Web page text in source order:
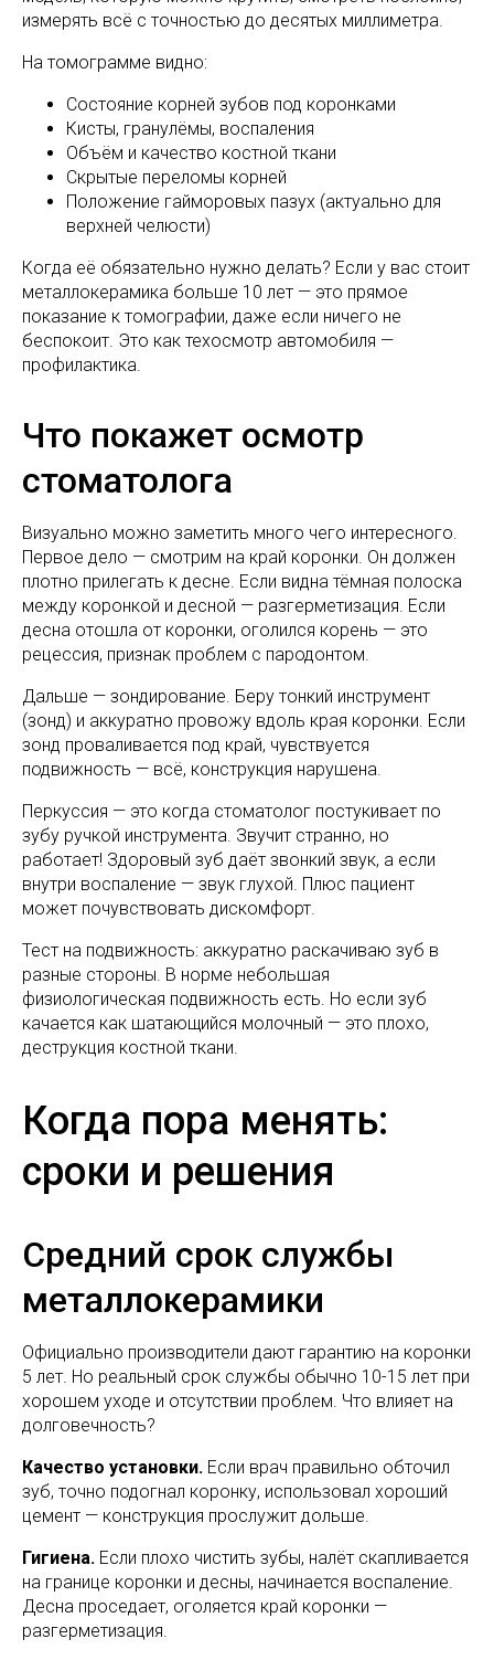
измерять всё с точностью до десятых миллиметра.
На томограмме видно:
Состояние корней зубов под коронками
Кисты, гранулёмы, воспаления
Объём и качество костной ткани
Скрытые переломы корней
Положение гайморовых пазух (актуально для
верхней челюсти)
Когда её обязательно нужно делать? Если у вас стоит
металлокерамика больше 10 лет — это прямое
показание к томографии, даже если ничего не
беспокоит. Это как техосмотр автомобиля —
профилактика.
Что покажет осмотр
стоматолога
Визуально можно заметить много чего интересного.
Первое дело — смотрим на край коронки. Он должен
плотно прилегать к десне. Если видна тёмная полоска
между коронкой и десной — разгерметизация. Если
десна отошла от коронки, оголился корень — это
рецессия, признак проблем с пародонтом.
Дальше — зондирование. Беру тонкий инструмент
(зонд) и аккуратно провожу вдоль края коронки. Если
зонд проваливается под край, чувствуется
подвижность — всё, конструкция нарушена.
Перкуссия — это когда стоматолог постукивает по
зубу ручкой инструмента. Звучит странно, но
работает! Здоровый зуб даёт звонкий звук, а если
внутри воспаление — звук глухой. Плюс пациент
может почувствовать дискомфорт.
Тест на подвижность: аккуратно раскачиваю зуб в
разные стороны. В норме небольшая
физиологическая подвижность есть. Но если зуб
качается как шатающийся молочный — это плохо,
деструкция костной ткани.
Когда пора менять:
сроки и решения
Средний срок службы
металлокерамики
Официально производители дают гарантию на коронки
5 лет. Но реальный срок службы обычно 10-15 лет при
хорошем уходе и отсутствии проблем. Что влияет на
долговечность?
Качество установки. Если врач правильно обточил
зуб, точно подогнал коронку, использовал хороший
цемент — конструкция прослужит дольше.
Гигиена. Если плохо чистить зубы, налёт скапливается
на границе коронки и десны, начинается воспаление.
Десна проседает, оголяется край коронки —
разгерметизация.